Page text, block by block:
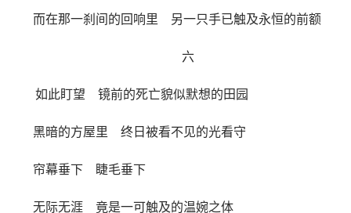
而在那一刹间的回响里 另一只手已触及永恒的前额
六
如此盯望 镜前的死亡貌似默想的田园
黑暗的方屋里 终日被看不见的光看守
帘幕垂下 睫毛垂下
无际无涯 竟是一可触及的温婉之体